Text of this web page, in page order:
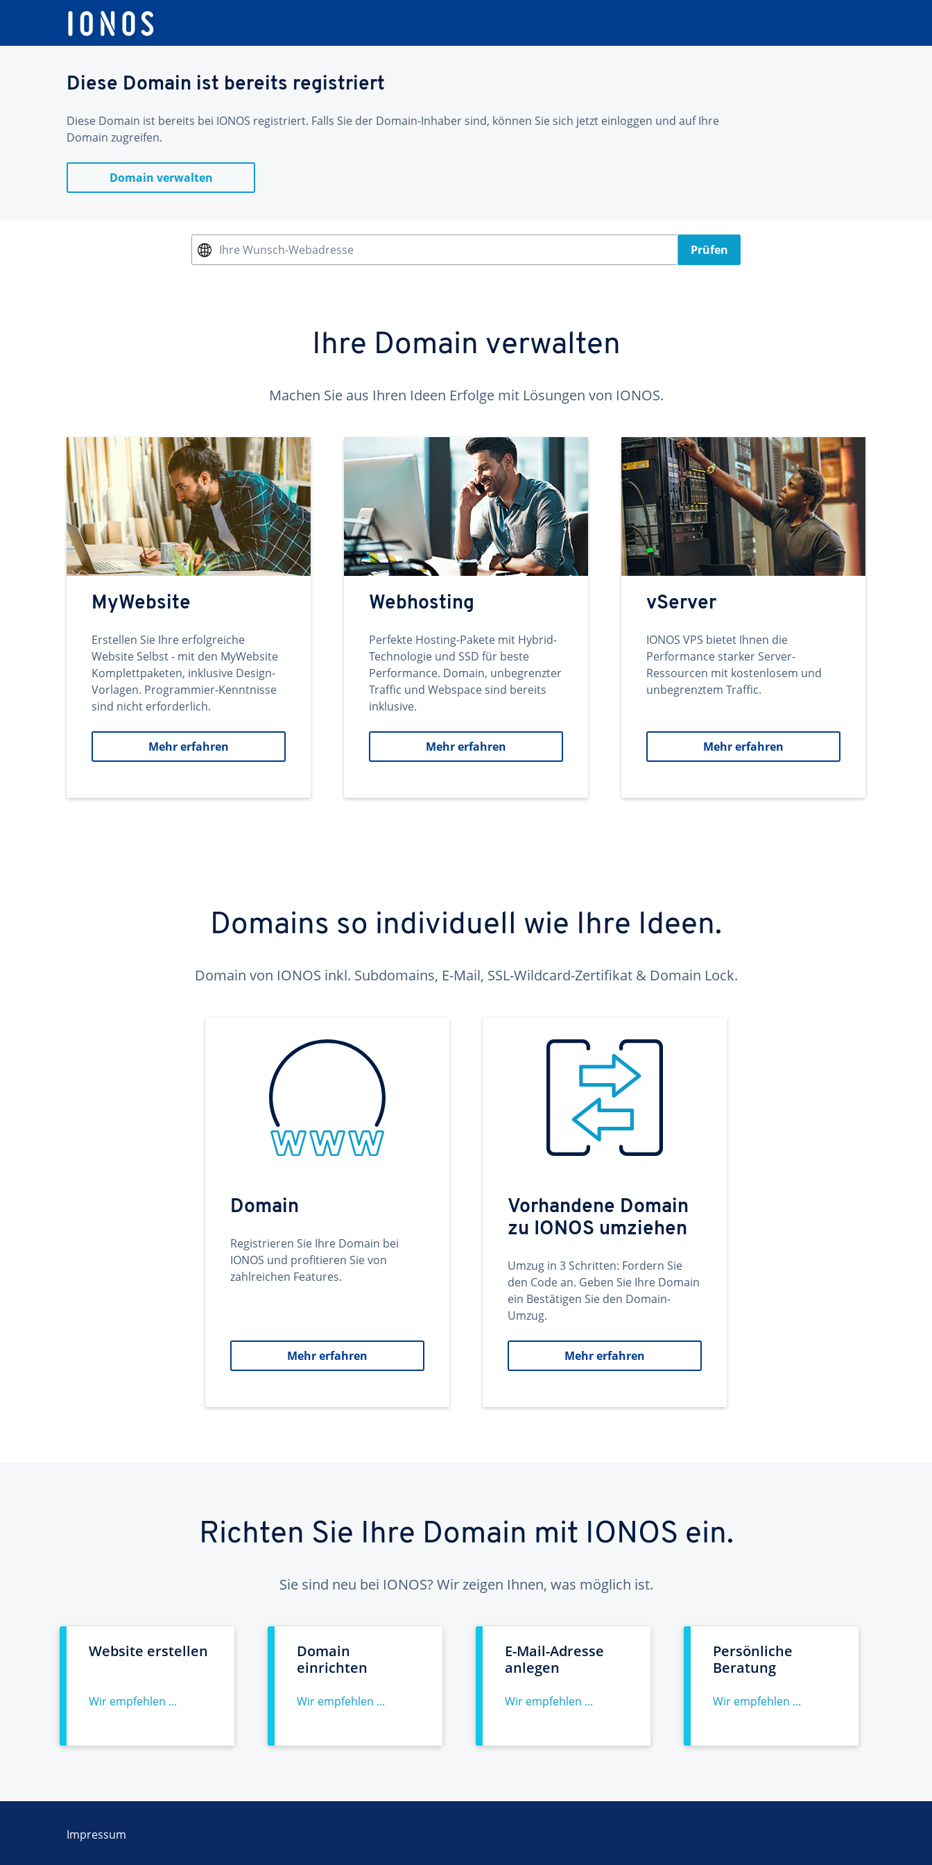
Diese Domain ist bereits registriert
Diese Domain ist bereits bei IONOS registriert. Falls Sie der Domain-Inhaber sind, können Sie sich jetzt einloggen und auf Ihre
Domain zugreifen.
Domain verwalten
Ihre Wunsch-Webadresse Prüfen
Ihre Domain verwalten
Machen Sie aus Ihren Ideen Erfolge mit Lösungen von IONOS.
MyWebsite
Erstellen Sie Ihre erfolgreiche
Website Selbst - mit den MyWebsite
Komplettpaketen, inklusive Design-
Vorlagen. Programmier-Kenntnisse
sind nicht erforderlich.
Mehr erfahren
Webhosting
Perfekte Hosting-Pakete mit Hybrid-
Technologie und SSD für beste
Performance. Domain, unbegrenzter
Traffic und Webspace sind bereits
inklusive.
Mehr erfahren
vServer
IONOS VPS bietet Ihnen die
Performance starker Server-
Ressourcen mit kostenlosem und
unbegrenztem Traffic.
Mehr erfahren
Domains so individuell wie Ihre Ideen.
Domain von IONOS inkl. Subdomains, E-Mail, SSL-Wildcard-Zertifikat & Domain Lock.
Domain
Registrieren Sie Ihre Domain bei
IONOS und profitieren Sie von
zahlreichen Features.
Mehr erfahren
Vorhandene Domain
zu IONOS umziehen
Umzug in 3 Schritten: Fordern Sie
den Code an. Geben Sie Ihre Domain
ein Bestätigen Sie den Domain-
Umzug.
Mehr erfahren
Richten Sie Ihre Domain mit IONOS ein.
Sie sind neu bei IONOS? Wir zeigen Ihnen, was möglich ist.
Website erstellen
Wir empfehlen ...
Domain
einrichten
Wir empfehlen ...
E-Mail-Adresse
anlegen
Wir empfehlen ...
Persönliche
Beratung
Wir empfehlen ...
Impressum